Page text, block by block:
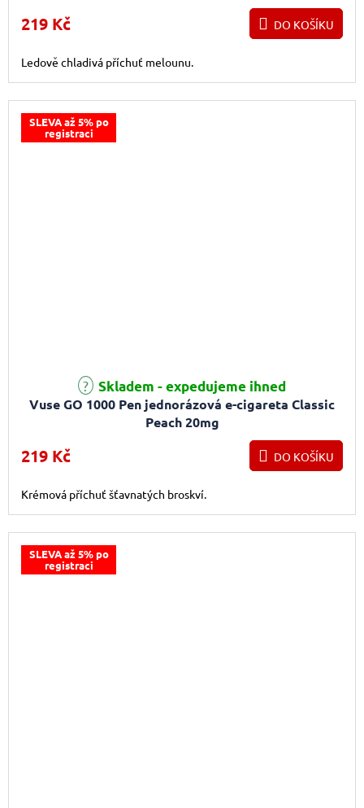
219 Kč DO KOŠÍKU
Ledově chladivá příchuť melounu.
SLEVA až 5% po
registraci
Vuse GO 1000 Pen jednorázová e-cigareta Classic
Peach 20mg
Skladem - expedujeme ihned
219 Kč DO KOŠÍKU
Krémová příchuť šťavnatých broskví.
SLEVA až 5% po
registraci